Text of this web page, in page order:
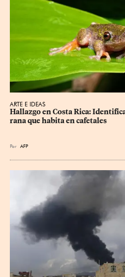
ARTE E IDEAS
Hallazgo en Costa Rica:
rana que habita en cafetales
Por AFP